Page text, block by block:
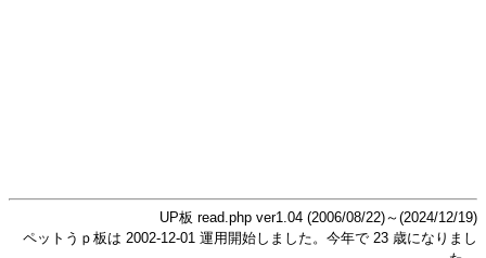
UP板 read.php ver1.04 (2006/08/22)～(2024/12/19)
ペットうｐ板は 2002-12-01 運用開始しました。今年で 23 歳になりまし